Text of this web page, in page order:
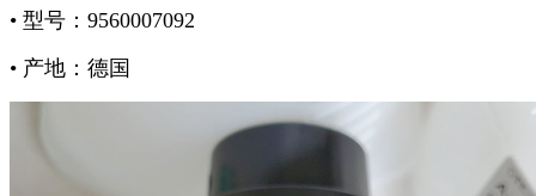
• 型号：9560007092
• 产地：德国